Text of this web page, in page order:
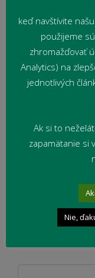
Najlepší
11. júna
školskej
pneuservisu
druhých
študijných
Čítať viac
keď navštívite
použijeme
zhromažďovať
Analytics) na
jednotlivých
Ak si to
zapamätanie si
Nie,